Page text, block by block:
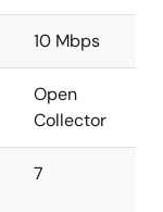
10 Mbps
Open
Collector
7